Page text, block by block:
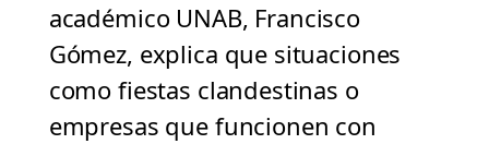
académico UNAB, Francisco
Gómez, explica que situaciones
como fiestas clandestinas o
empresas que funcionen con